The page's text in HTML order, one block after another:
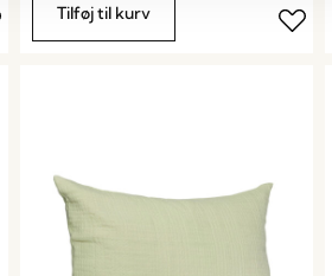
Tilføj til kurv